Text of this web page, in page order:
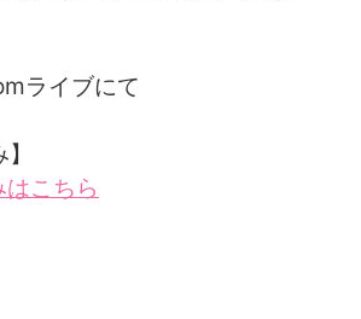
ライブにて
こちら